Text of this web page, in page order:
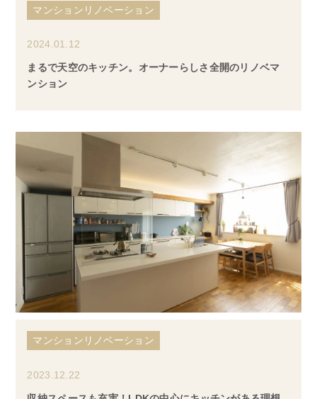
マンションリノベーション
2024.01.12
まるで天空のキッチン。オーナーらしさ全開のリノベマ
ンション
マンションリノベーション
2023.12.22